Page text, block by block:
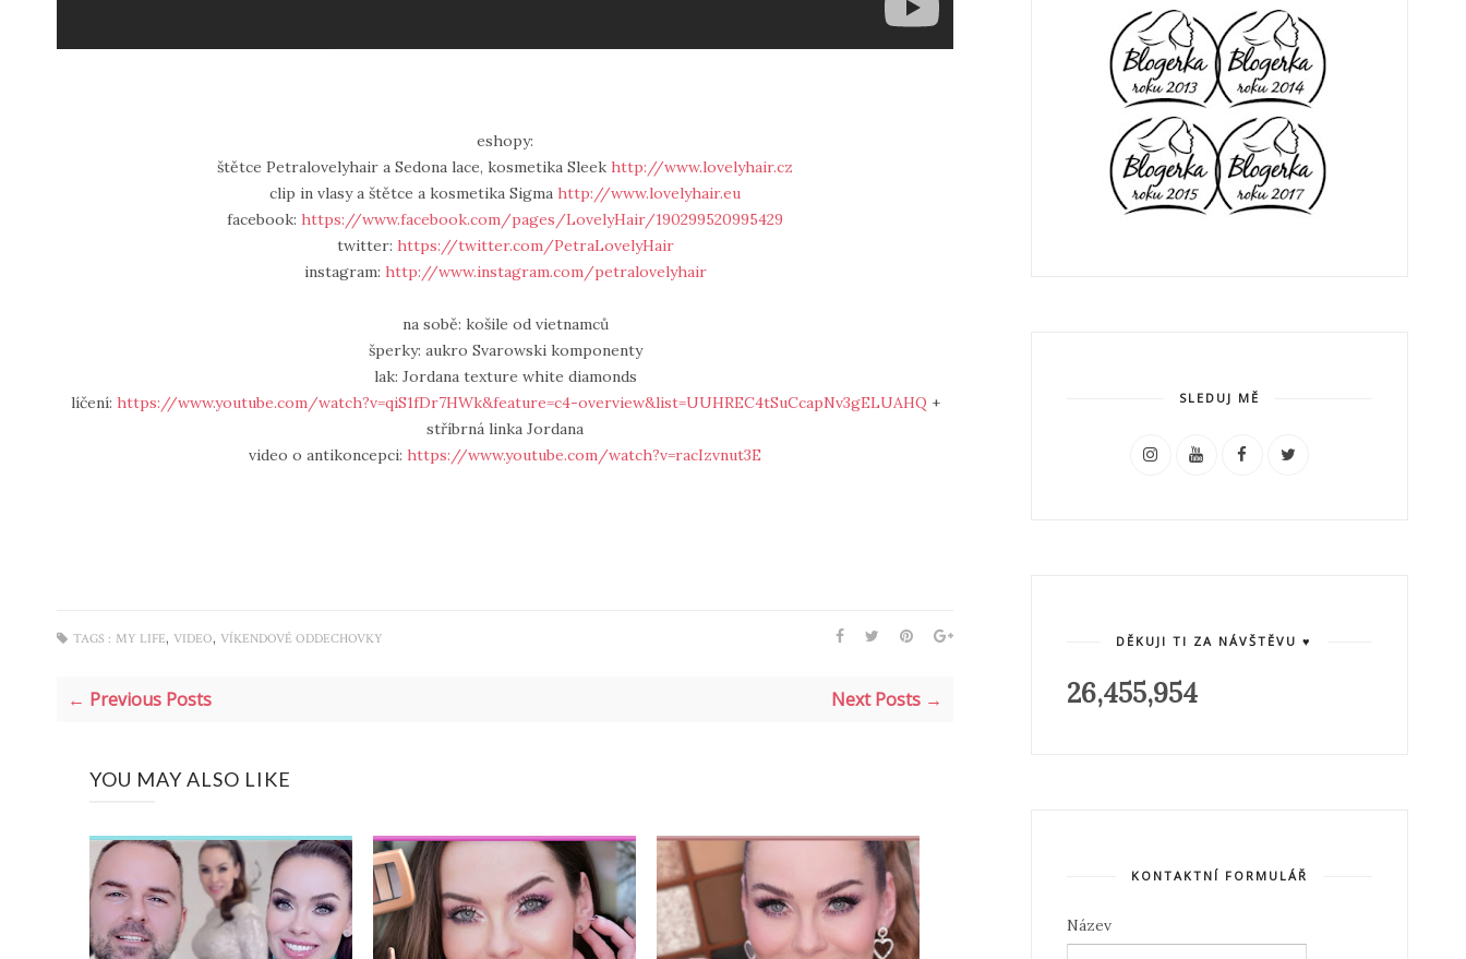
eshopy:
štětce Petralovelyhair a Sedona lace, kosmetika Sleekhttp://www.lovelyhair.cz
clip in vlasy a štětce a kosmetika Sigmahttp://www.lovelyhair.eu
facebook:https://www.facebook.com/pages/LovelyHair/190299520995429
twitter: https://twitter.com/PetraLovelyHair
instagram: http://www.instagram.com/petralovelyhair
na sobě: košile od vietnamců
šperky: aukro Svarowski komponenty
lak: Jordana texture white diamonds
líčení: https://www.youtube.com/watch?v=qiS1fDr7HWk&feature=c4-overview&list=UUHREC4tSuCcapNv3gELUAHQ +
stříbrná linka Jordana
video o antikoncepci:https://www.youtube.com/watch?v=racIzvnut3E
TAGS : MY LIFE, VIDEO, VÍKENDOVÉ ODDECHOVKY
← Previous Posts Next Posts →
YOU MAY ALSO LIKE
SLEDUJ MĚ
DĚKUJI TI ZA NÁVŠTĚVU ♥
26,455,954
KONTAKTNÍ FORMULÁŘ
Název